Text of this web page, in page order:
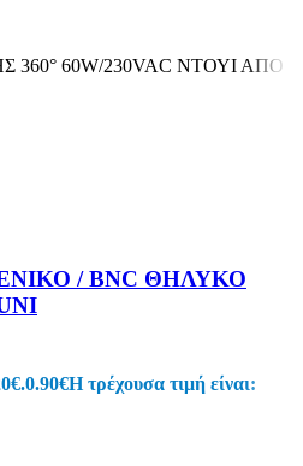
60W/230VAC ΝΤΟΥΙ ΑΠΟ
/ BNC ΘΗΛΥΚΟ
0.90€Η τρέχουσα τιμή είναι: